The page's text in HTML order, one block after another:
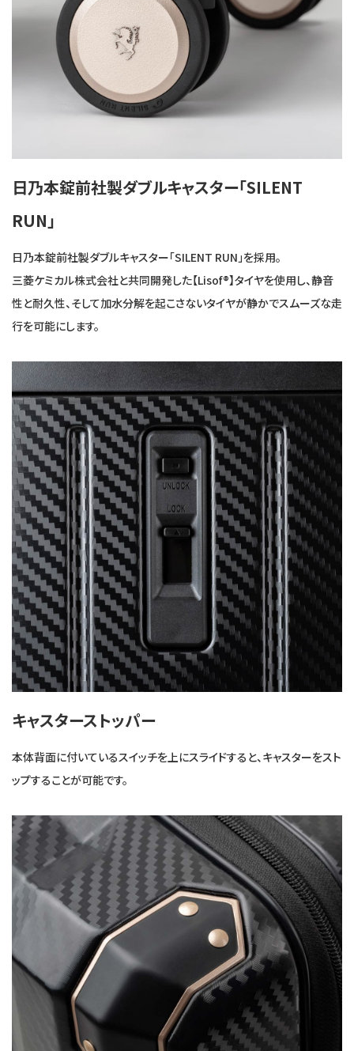
日乃本錠前社製ダブルキャスター「SILENT
RUN」
日乃本錠前社製ダブルキャスター「SILENT RUN」を採用。
三菱ケミカル株式会社と共同開発した【Lisof®】タイヤを使用し、静音
性と耐久性、そして加水分解を起こさないタイヤが静かでスムーズな走
行を可能にします。
キャスターストッパー
本体背面に付いているスイッチを上にスライドすると、キャスターをスト
ップすることが可能です。